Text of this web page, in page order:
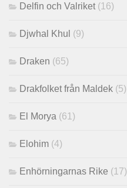
Delfin och Valriket (16)
Djwhal Khul (9)
Draken (65)
Drakfolket från Maldek (5)
El Morya (61)
Elohim (4)
Enhörningarnas Rike (17)